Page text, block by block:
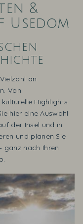
&
Usedom
an
Von
Highlights
hier eine Auswahl
der Insel und in
und planen Sie
ganz nach Ihren